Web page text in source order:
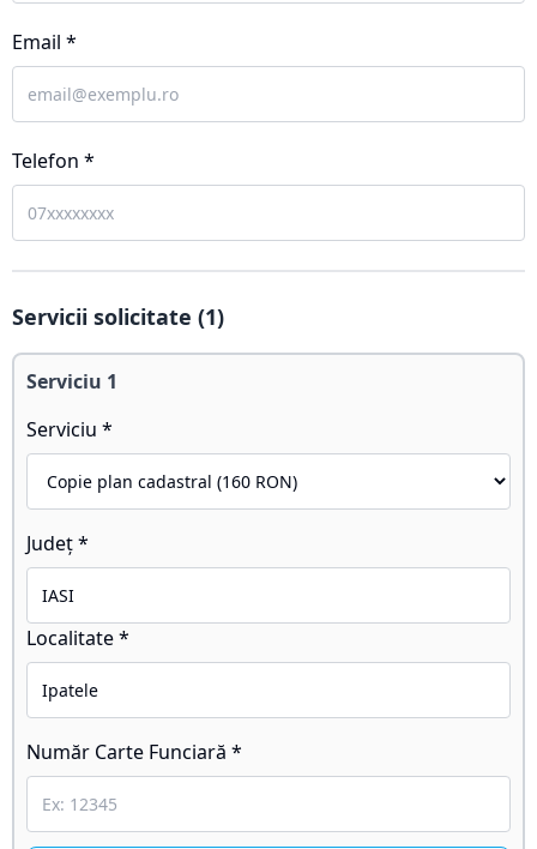
Email *
Telefon *
Servicii solicitate (1)
Serviciu 1
Serviciu *
Județ *
Localitate *
Număr Carte Funciară *